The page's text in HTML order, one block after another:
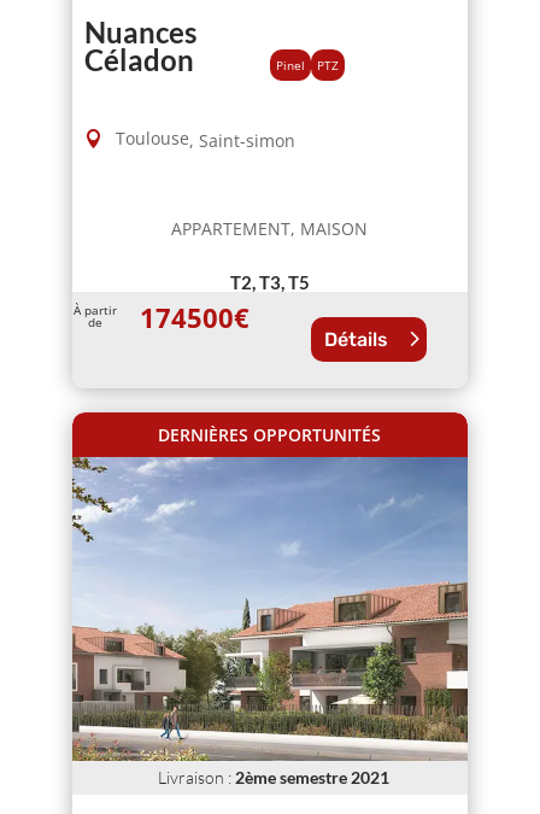
Nuances
Céladon
Pinel PTZ
Toulouse, Saint-simon
APPARTEMENT, MAISON
T2, T3, T5
À partir
de 174500€
Détails
DERNIÈRES OPPORTUNITÉS
Livraison :2ème semestre 2021